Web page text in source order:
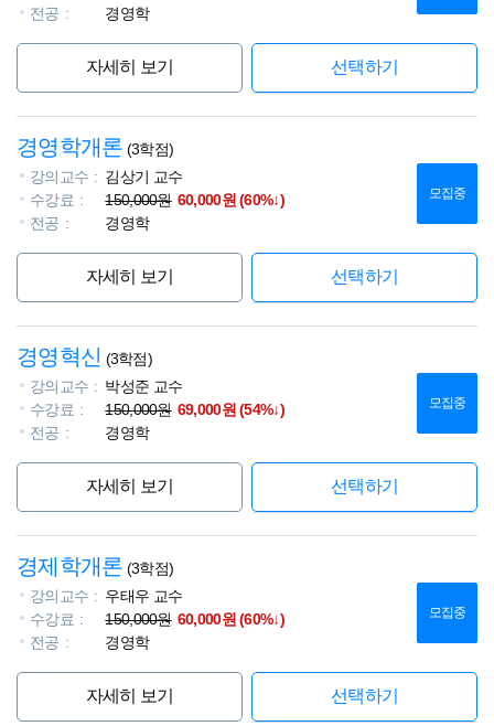
전공
경영학
자세히 보기 선택하기
경영학개론 (3학점)
강의교수
김상기 교수
수강료
150,000원 60,000원 (60%↓)
전공
경영학
모집중
자세히 보기 선택하기
경영혁신 (3학점)
강의교수
박성준 교수
수강료
150,000원 69,000원 (54%↓)
전공
경영학
모집중
자세히 보기 선택하기
경제학개론 (3학점)
강의교수
우태우 교수
수강료
150,000원 60,000원 (60%↓)
전공
경영학
모집중
자세히 보기 선택하기